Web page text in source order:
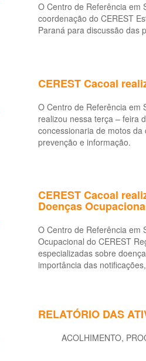
O Centro de Referência em
coordenação do CEREST
Paraná para discussão das
CEREST Cacoal
O Centro de Referência em
realizou nessa terça – feira
concessionaria de motos
prevenção e informação.
CEREST Cacoal
Doenças
O Centro de Referência em
Ocupacional do CEREST
especializadas sobre
importância das
RELATÓRIO DAS
ACOLHIMENTO,